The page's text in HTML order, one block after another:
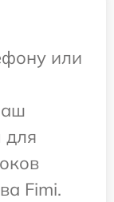
или
для
Fimi.